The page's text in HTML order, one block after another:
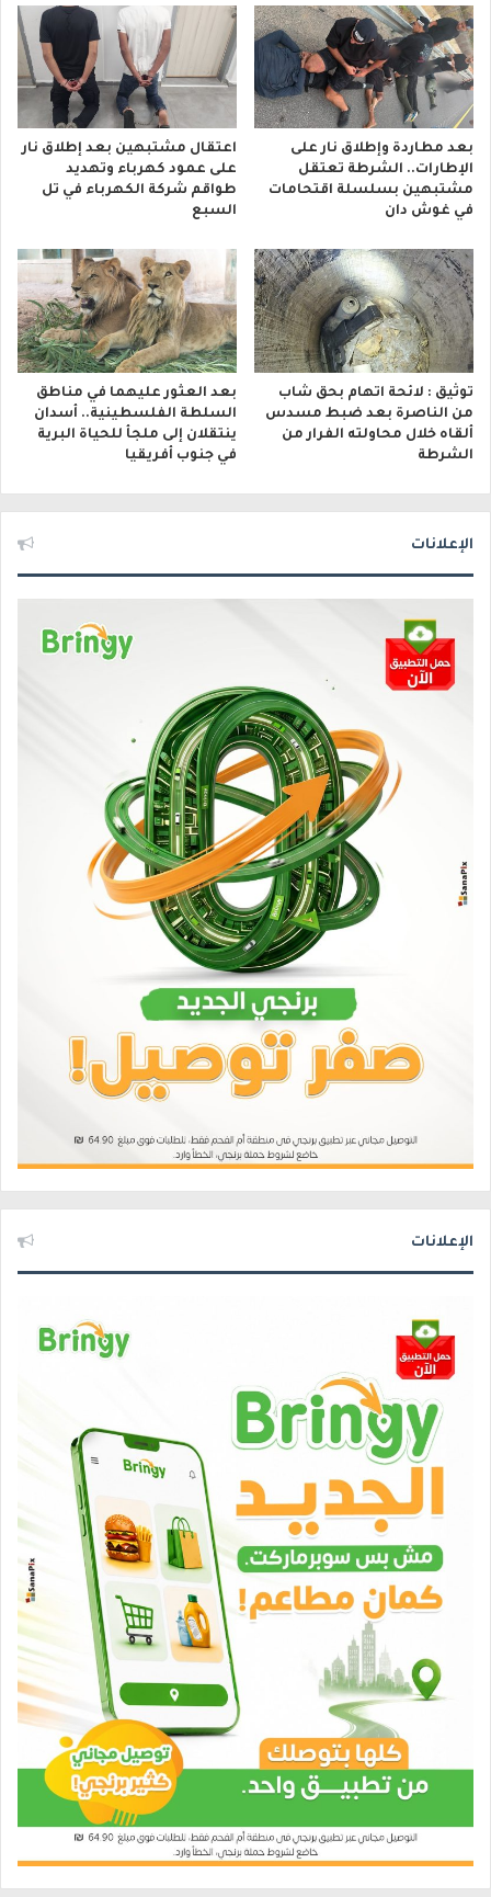
بعد مطاردة وإطلاق نار على
الإطارات.. الشرطة تعتقل
مشتبهين بسلسلة اقتحامات
في غوش دان
اعتقال مشتبهين بعد إطلاق نار
على عمود كهرباء وتهديد
طواقم شركة الكهرباء في تل
السبع
توثيق : لائحة اتهام بحق شاب
من الناصرة بعد ضبط مسدس
ألقاه خلال محاولته الفرار من
الشرطة
بعد العثور عليهما في مناطق
السلطة الفلسطينية.. أسدان
ينتقلان إلى ملجأ للحياة البرية
في جنوب أفريقيا
الإعلانات
الإعلانات